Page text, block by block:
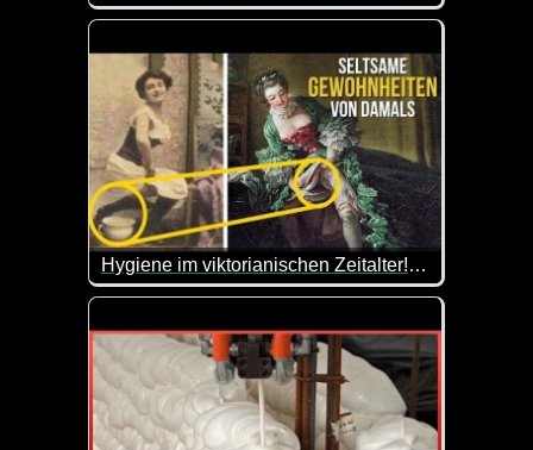
Okay, ich werde mich nicht mehr über unbequeme
Hygiene im viktorianischen Zeitalter! Wie haben Frauen in diesen Kleidern die Toilette benutzt?
Wie haben die Hygiene-Praktiken wohl damals